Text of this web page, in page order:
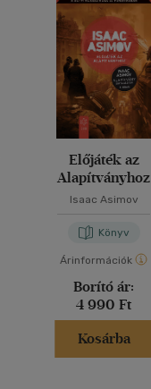
Előjáték az
Alapítványhoz
Isaac Asimov
Könyv
Árinformációk
Borító ár:
4 990 Ft
Kosárba